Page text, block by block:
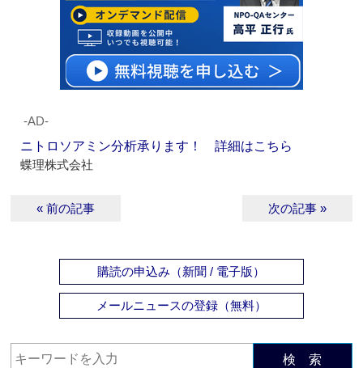
‐AD‐
ニトロソアミン分析承ります！ 詳細はこちら
蝶理株式会社
« 前の記事 次の記事 »
購読の申込み（新聞 / 電子版）
メールニュースの登録（無料）
検 索